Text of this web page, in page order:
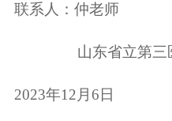
联系人：仲老师
山东省立第三
2023年12月6日